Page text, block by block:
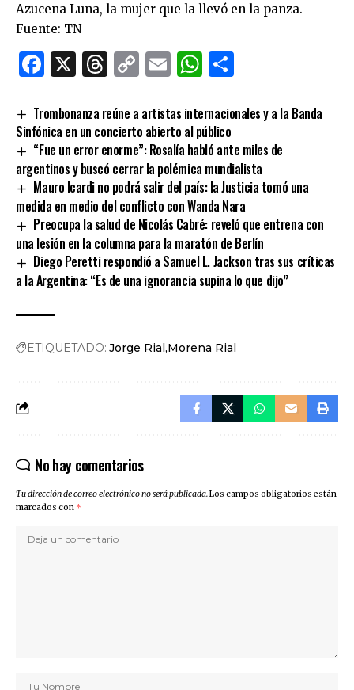
Azucena Luna, la mujer que la llevó en la panza.
Fuente: TN
Facebook
X Threads
CopyEmailWhatsApp
Trombonanza reúne a artistas internacionales y a la Banda
Sinfónica en un concierto abierto al público
“Fue un error enorme”: Rosalía habló ante miles de
argentinos y buscó cerrar la polémica mundialista
Mauro Icardi no podrá salir del país: la Justicia tomó una
medida en medio del conflicto con Wanda Nara
Preocupa la salud de Nicolás Cabré: reveló que entrena con
una lesión en la columna para la maratón de Berlín
Diego Peretti respondió a Samuel L. Jackson tras sus críticas
a la Argentina: “Es de una ignorancia supina lo que dijo”
ETIQUETADO: Jorge Rial Morena Rial
No hay comentarios
Tu dirección de correo electrónico no será publicada.Los campos obligatorios están
marcados con *